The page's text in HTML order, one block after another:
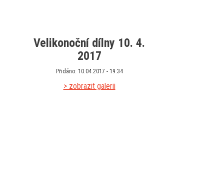
Velikonoční dílny 10. 4.
2017
Přidáno: 10.04.2017 - 19:34
> zobrazit galerii